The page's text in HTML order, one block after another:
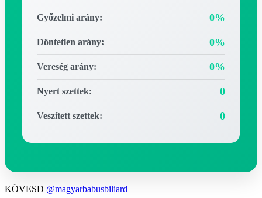
Győzelmi arány: 0%
Döntetlen arány: 0%
Vereség arány: 0%
Nyert szettek: 0
Veszített szettek: 0
KÖVESD @magyarbabusbiliard